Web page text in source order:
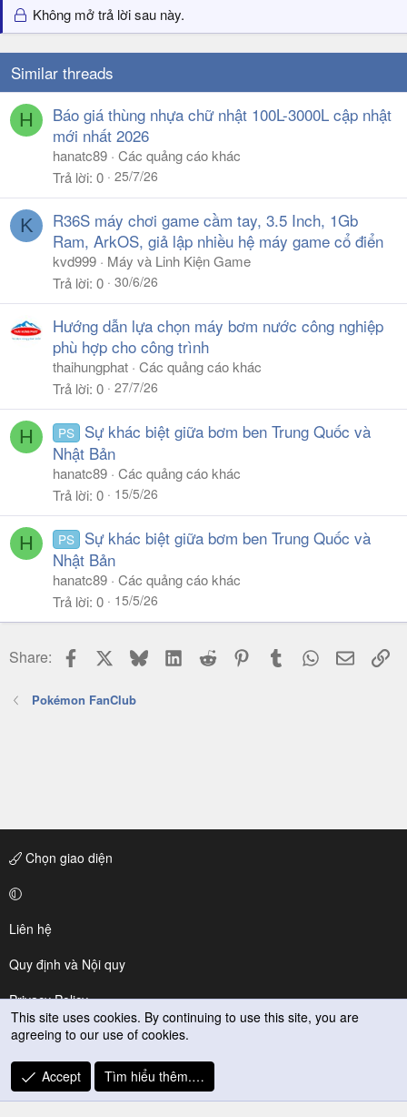
Không mở trả lời sau này.
Similar threads
H
Báo giá thùng nhựa chữ nhật 100L-3000L cập nhật
mới nhất 2026
hanatc89 Các quảng cáo khác
Trả lời 0 25/7/26
K
R36S máy chơi game cầm tay, 3.5 Inch, 1Gb
Ram, ArkOS, giả lập nhiều hệ máy game cổ điển
kvd999
Máy và Linh Kiện Game
Trả lời 0 30/6/26
Hướng dẫn lựa chọn máy bơm nước công nghiệp
phù hợp cho công trình
thaihungphat Các quảng cáo khác
Trả lời 0 27/7/26
H PS
Sự khác biệt giữa bơm ben Trung Quốc và
Nhật Bản
hanatc89 Các quảng cáo khác
Trả lời 0 15/5/26
H PS
Sự khác biệt giữa bơm ben Trung Quốc và
Nhật Bản
hanatc89 Các quảng cáo khác
Trả lời 0 15/5/26
Share: Facebook BlueskyLinkedIn
Reddit PinterestTumblr WhatsApp
Email
Pokémon FanClub
Chọn giao diện
Liên hệ
Quy định và Nội quy
Privacy Policy
Trợ giúp
R
S
This site uses cookies. By continuing to use this site, you are
agreeing to our use of cookies.
Accept Tìm hiểu thêm.…